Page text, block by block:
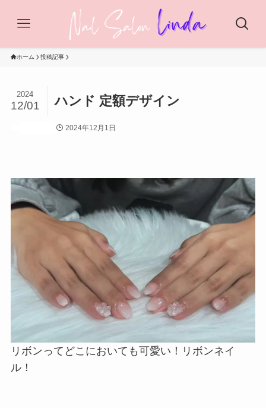
ホーム 投稿記事
ハンド 定額デザイン
2024
12/01
2024年12月1日
リボンってどこにおいても可愛い！リボンネイ
ル！